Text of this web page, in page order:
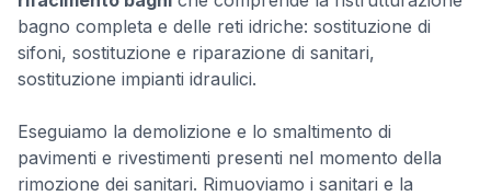
bagno completa e delle reti idriche: sostituzione di
sifoni, sostituzione e riparazione di sanitari,
sostituzione impianti idraulici.
Eseguiamo la demolizione e lo smaltimento di
pavimenti e rivestimenti presenti nel momento della
rimozione dei sanitari. Rimuoviamo i sanitari e la